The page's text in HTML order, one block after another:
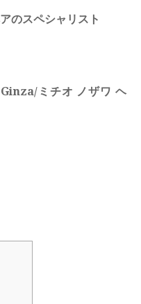
のスペシャリスト
ミチオ ノザワ ヘ